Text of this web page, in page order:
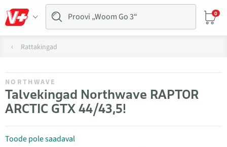
0
Rattakingad
NORTHWAVE
Talvekingad Northwave RAPTOR
ARCTIC GTX 44/43,5!
Toode pole saadaval